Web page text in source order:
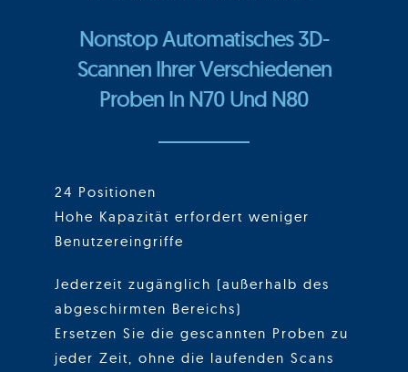
Nonstop Automatisches 3D-
Scannen Ihrer Verschiedenen
Proben In N70 Und N80
24 Positionen
Hohe Kapazität erfordert weniger
Benutzereingriffe
Jederzeit zugänglich (außerhalb des
abgeschirmten Bereichs)
Ersetzen Sie die gescannten Proben zu
jeder Zeit, ohne die laufenden Scans